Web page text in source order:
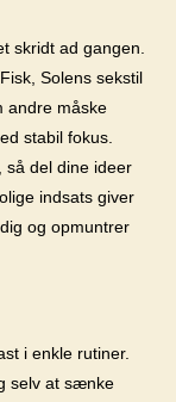
skridt ad gangen.
Solens sekstil
andre måske
stabil fokus.
så del dine ideer
indsats giver
og opmuntrer
i enkle rutiner.
selv at sænke